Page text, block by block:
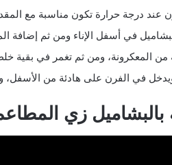
عند درجة حرارة تكون مناسبة مع
في أسفل الإناء ومن ثم إضافة
من المعكرونة، ومن ثم تغمر في بقية
في الفرن على هادئة من
زي